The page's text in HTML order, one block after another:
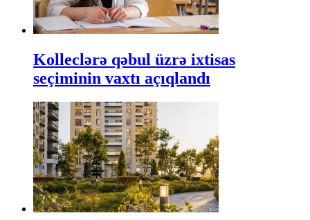
Kolleclərə qəbul üzrə ixtisas
seçiminin vaxtı açıqlandı